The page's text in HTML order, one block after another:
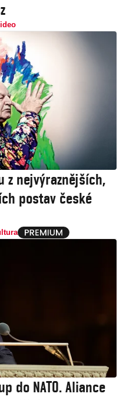
z nejvýraznějších,
postav české
do NATO. Aliance